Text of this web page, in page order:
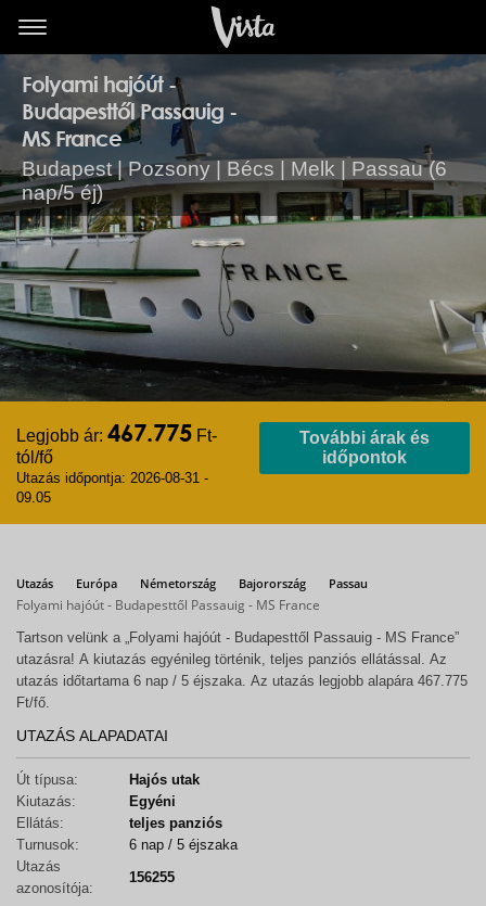
Folyami hajóút -
Budapesttől Passauig -
MS France
Budapest | Pozsony | Bécs | Melk | Passau (6
nap/5 éj)
Legjobb ár: 467.775 Ft-
tól/fő
Utazás időpontja: 2026-08-31 -
09.05
További árak és
időpontok
Utazás Európa Németország Bajorország Passau
Folyami hajóút - Budapesttől Passauig - MS France
Tartson velünk a „Folyami hajóút - Budapesttől Passauig - MS France”
utazásra! A kiutazás egyénileg történik, teljes panziós ellátással. Az
utazás időtartama 6 nap / 5 éjszaka. Az utazás legjobb alapára 467.775
Ft/fő.
UTAZÁS ALAPADATAI
Út típusa:
Hajós utak
Kiutazás:
Egyéni
Ellátás:
teljes panziós
Turnusok:
6 nap / 5 éjszaka
Utazás
azonosítója:
156255